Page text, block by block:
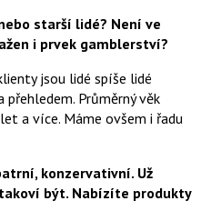
starší lidé? Není ve
i prvek gamblerství?
jsou lidé spíše lidé
Průměrný věk
a více. Máme ovšem i řadu
konzervativní. Už
být. Nabízíte produkty